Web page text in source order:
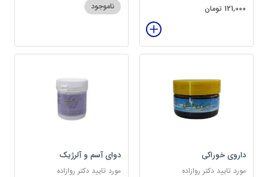
121,000 تومان ناموجود
داروی خوراکی
مورد تایید دکتر روازاده
دوای آسم و آلرژیک
مورد تایید دکتر روازاده